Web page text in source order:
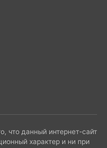
что данный интернет-сайт
характер и ни при